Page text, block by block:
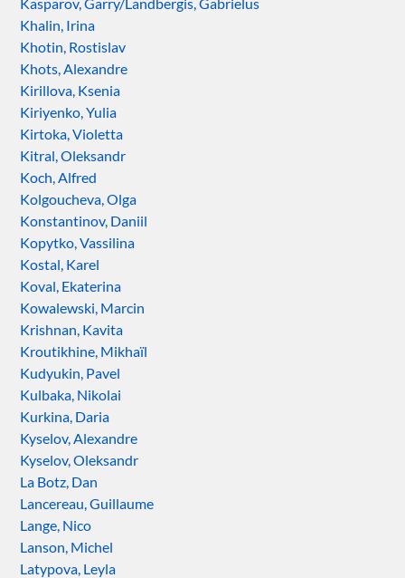
Khalin, Irina
Khotin, Rostislav
Khots, Alexandre
Kirillova, Ksenia
Kiriyenko, Yulia
Kirtoka, Violetta
Kitral, Oleksandr
Koch, Alfred
Kolgoucheva, Olga
Konstantinov, Daniil
Kopytko, Vassilina
Kostal, Karel
Koval, Ekaterina
Kowalewski, Marcin
Krishnan, Kavita
Kroutikhine, Mikhaïl
Kudyukin, Pavel
Kulbaka, Nikolai
Kurkina, Daria
Kyselov, Alexandre
Kyselov, Oleksandr
La Botz, Dan
Lancereau, Guillaume
Lange, Nico
Lanson, Michel
Latypova, Leyla